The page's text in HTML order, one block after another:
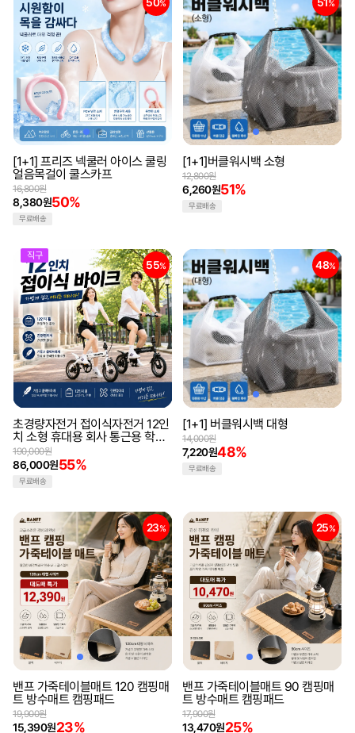
%
[1+1] 프리즈 넥쿨러 아이스 쿨링
얼음목걸이 쿨스카프
8,380원50%
16,800원
무료배송
%
[1+1]버클워시백 소형
6,260원51%
12,800원
무료배송
직구
55%
초경량자전거 접이식자전거 12인
치 소형 휴대용 회사 통근용 학생
통학용(해외직구)
86,000원55%
190,000원
무료배송
48%
[1+1] 버클워시백 대형
7,220원48%
14,000원
무료배송
23%
밴프 가죽테이블매트 120 캠핑매
트 방수매트 캠핑패드
15,390원23%
19,900원
25%
밴프 가죽테이블매트 90 캠핑매
트 방수매트 캠핑패드
13,470원25%
17,900원